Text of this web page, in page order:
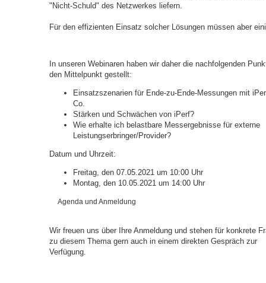
"Nicht-Schuld" des Netzwerkes liefern.
Für den effizienten Einsatz solcher Lösungen müssen aber
In unseren Webinaren haben wir daher die nachfolgenden
den Mittelpunkt gestellt:
Einsatzszenarien für Ende-zu-Ende-Messungen mit
Co.
Stärken und Schwächen von iPerf?
Wie erhalte ich belastbare Messergebnisse für externe
Leistungserbringer/Provider?
Datum und Uhrzeit:
Freitag, den 07.05.2021 um 10:00 Uhr
Montag, den 10.05.2021 um 14:00 Uhr
Agenda und Anmeldung
Wir freuen uns über Ihre Anmeldung und stehen für konkrete
zu diesem Thema gern auch in einem direkten Gespräch zur
Verfügung.